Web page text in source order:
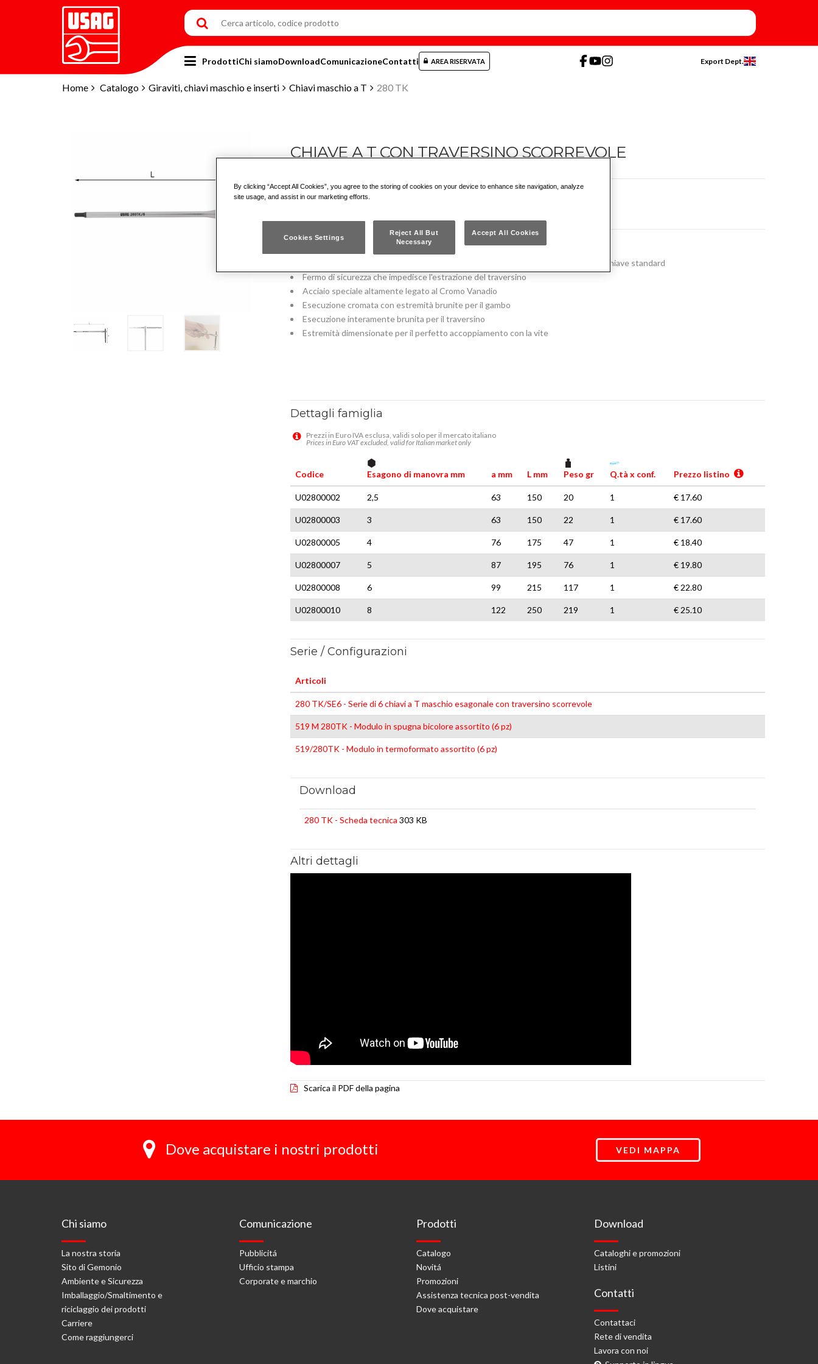
Home Catalogo Giraviti, chiavi maschio e inserti Chiavi maschio a T 280 TK
ProdottiChi siamoDownloadComunicazioneContatti AREA RISERVATA Export Dept.
CHIAVE A T CON TRAVERSINO SCORREVOLE
280 TK
Traversino scorrevole che permette di avere maggiore accessibilità rispetto alla chiave standard
Fermo di sicurezza che impedisce l'estrazione del traversino
Acciaio speciale altamente legato al Cromo Vanadio
Esecuzione cromata con estremità brunite per il gambo
Esecuzione interamente brunita per il traversino
Estremità dimensionate per il perfetto accoppiamento con la vite
Dettagli famiglia
Prezzi in Euro IVA esclusa, validi solo per il mercato italiano
Prices in Euro VAT excluded, valid for Italian market only
Codice Esagono di manovra mm a mm L mm Peso gr Q.tà x conf. Prezzo listino
U02800002 2,5 63 150 20 1 € 17.60
U02800003 3 63 150 22 1 € 17.60
U02800005 4 76 175 47 1 € 18.40
U02800007 5 87 195 76 1 € 19.80
U02800008 6 99 215 117 1 € 22.80
U02800010 8 122 250 219 1 € 25.10
Serie / Configurazioni
Articoli
280 TK/SE6 - Serie di 6 chiavi a T maschio esagonale con traversino scorrevole
519 M 280TK - Modulo in spugna bicolore assortito (6 pz)
519/280TK - Modulo in termoformato assortito (6 pz)
Download
280 TK - Scheda tecnica 303 KB
Altri dettagli
Scarica il PDF della pagina
Dove acquistare i nostri prodotti VEDI MAPPA
Chi siamo
La nostra storia
Sito di Gemonio
Ambiente e Sicurezza
Imballaggio/Smaltimento e
riciclaggio dei prodotti
Carriere
Come raggiungerci
Comunicazione
Pubblicitá
Ufficio stampa
Corporate e marchio
Prodotti
Catalogo
Novitá
Promozioni
Assistenza tecnica post-vendita
Dove acquistare
Download
Cataloghi e promozioni
Listini
Contatti
Contattaci
Rete di vendita
Lavora con noi
By clicking “Accept All Cookies”, you agree to the storing of cookies on your device to enhance site navigation, analyze
site usage, and assist in our marketing efforts.
Cookies Settings
Reject All But
Necessary
Accept All Cookies